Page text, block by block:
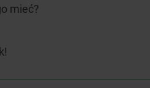
mieć?